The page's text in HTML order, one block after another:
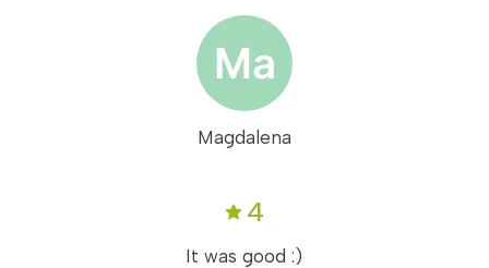
Magdalena
4
It was good :)